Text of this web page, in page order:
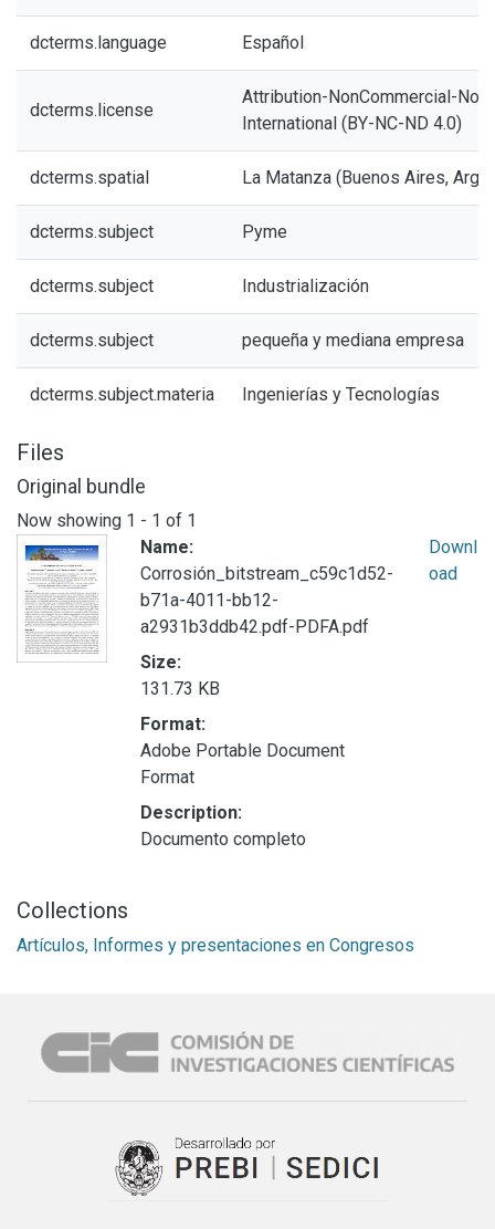
dcterms.language Español
dcterms.license
Attribution-NonCommercial-
International (BY-NC-ND 4.0)
dcterms.spatial La Matanza (Buenos Aires,
dcterms.subject Pyme
dcterms.subject Industrialización
dcterms.subject pequeña y mediana empresa
dcterms.subject.materia Ingenierías y Tecnologías
Files
Original bundle
Now showing 1 - 1 of 1
Name:
Corrosión_bitstream_c59c1d52-
b71a-4011-bb12-
a2931b3ddb42.pdf-PDFA.pdf
Size:
131.73 KB
Format:
Adobe Portable Document
Format
Description:
Documento completo
Downl
oad
Collections
Artículos, Informes y presentaciones en Congresos